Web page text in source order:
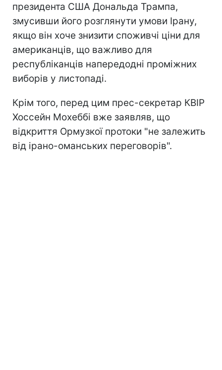
президента США Дональда Трампа,
змусивши його розглянути умови Ірану,
якщо він хоче знизити споживчі ціни для
американців, що важливо для
республіканців напередодні проміжних
виборів у листопаді.
Крім того, перед цим прес-секретар КВІР
Хоссейн Мохеббі вже заявляв, що
відкриття Ормузкої протоки "не залежить
від ірано-оманських переговорів".